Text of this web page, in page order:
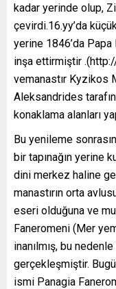
kadar yerinde olup,
çevirdi.16.yy’da
yerine 1846’da
inşa ettirmiştir
vemanastır Kyzikos
Aleksandrides
konaklama alanları
Bu yenileme
bir tapınağın yerine
dini merkez haline
manastırın orta
eseri olduğuna ve
Faneromeni (Mer
inanılmış, bu
gerçekleşmiştir.
ismi Panagia